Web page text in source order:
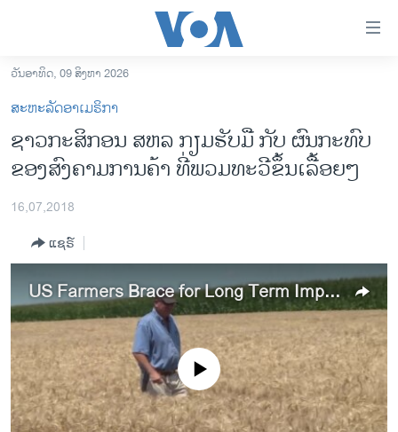
ເຂົ້າ
ຫາ
ຂ້າມ
ຂ້າມ
ຫາ
ອາເມຣິກາ
ຂ່າວ​ຈີນ
ໂລກ
ເອເຊຍ
ອິດສະຫຼະພາບດ້ານການຂ່າວ
ຊີວິດຊາວລາວ
ຊຸມຊົນຊາວລາວ
ວິທະຍາສາດ-ເທັກໂນໂລຈີ
ວັນອາທິດ, 09 ສິງຫາ 2026
ສະຫະລັດອາເມຣິກາ
ຊາວກະສິກອນ ສຫລ ກຽມຮັບມື ກັບ ຜົນກະທົບ
ຂອງສົງຄາມການຄ້າ ທີ່ພວມທະວີຂຶ້ນເລື້ອຍໆ
16,07,2018
ແຊຣ໌
US Farmers Brace for Long Term Impact of Escalating Trade War
No media source currently available